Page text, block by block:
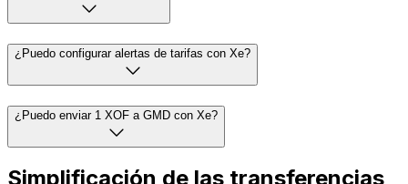
¿Puedo configurar alertas de tarifas con Xe?
¿Puedo enviar 1 XOF a GMD con Xe?
Simplificación de las transferencias